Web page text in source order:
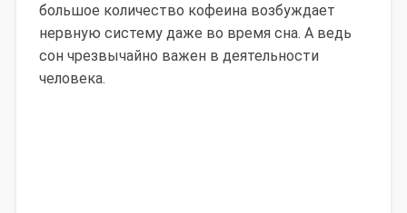
большое количество кофеина возбуждает
нервную систему даже во время сна. А ведь
сон чрезвычайно важен в деятельности
человека.